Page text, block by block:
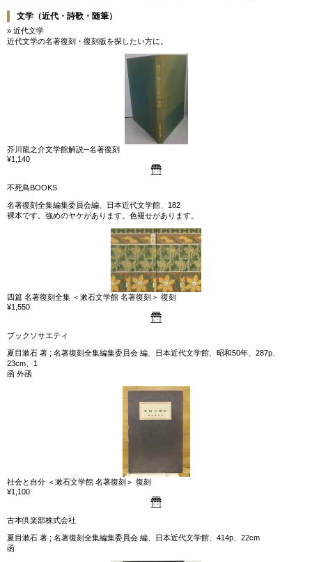
文学（近代・詩歌・随筆）
» 近代文学
近代文学の名著復刻・復刻版を探したい方に。
芥川龍之介文学館解説─名著復刻
¥1,140
不死鳥BOOKS
名著復刻全集編集委員会編、日本近代文学館、182
裸本です。強めのヤケがあります。色褪せがあります。
四篇 名著復刻全集 ＜漱石文学館 名著復刻＞ 復刻
¥1,550
ブックソサエティ
夏目漱石 著 ; 名著復刻全集編集委員会 編、日本近代文学館、昭和50年、287p、
23cm、1
函 外函
社会と自分 ＜漱石文学館 名著復刻＞ 復刻
¥1,100
古本倶楽部株式会社
夏目漱石 著 ; 名著復刻全集編集委員会 編、日本近代文学館、414p、22cm
函